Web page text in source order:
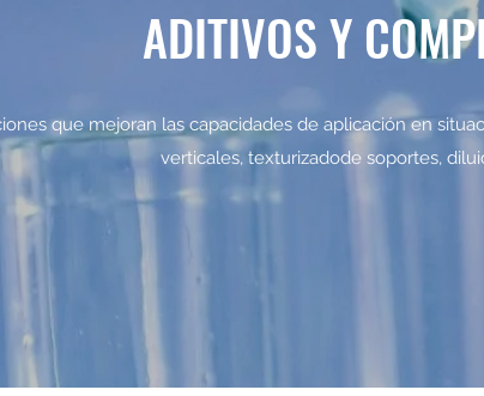
ADITIVOS Y
que mejoran las capacidades de aplicación en
verticales, texturizadode soportes,